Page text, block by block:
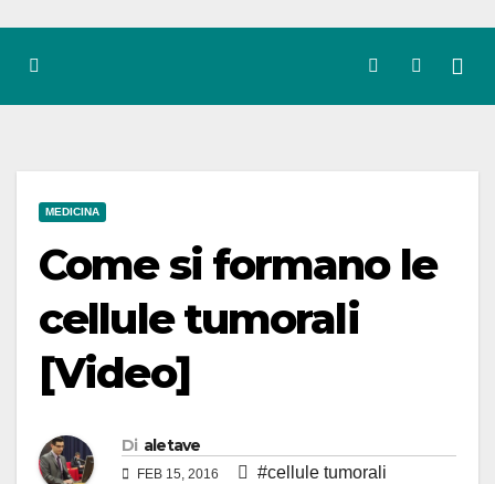
MEDICINA
Come si formano le
cellule tumorali
[Video]
Di aletave
FEB 15, 2016 #cellule tumorali